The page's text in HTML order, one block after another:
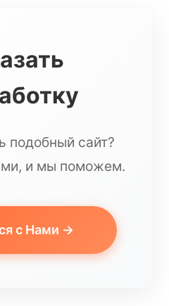
подобный сайт?
и мы поможем.
с Нами →